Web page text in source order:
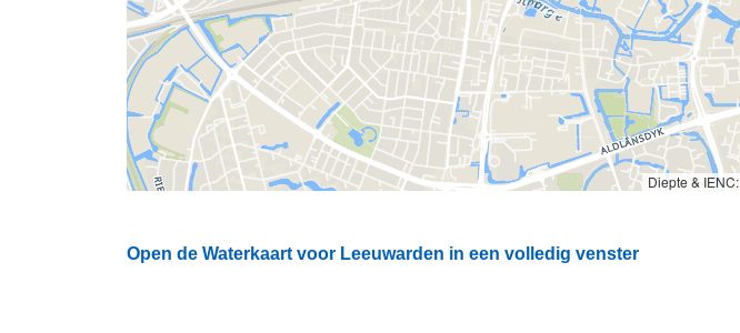
Diepte & IENC:
Open de Waterkaart voor Leeuwarden in een volledig venster